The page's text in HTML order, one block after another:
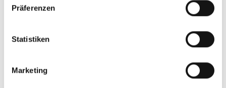
Präferenzen
Statistiken
Marketing
Telefon: